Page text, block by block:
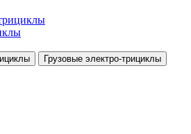
Грузовые электро‑трициклы